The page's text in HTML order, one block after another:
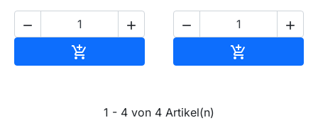
 

 

1 - 4 von 4 Artikel(n)